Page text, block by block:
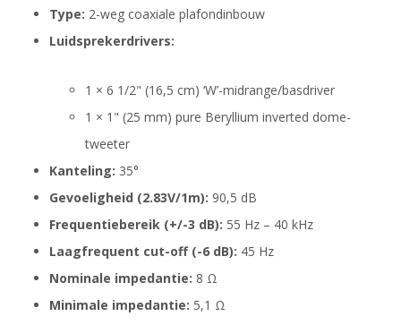
Type: 2-weg coaxiale plafondinbouw
Luidsprekerdrivers:
1 × 6 1/2" (16,5 cm) ‘W’-midrange/basdriver
1 × 1" (25 mm) pure Beryllium inverted dome-
tweeter
Kanteling: 35°
Gevoeligheid (2.83V/1m): 90,5 dB
Frequentiebereik (+/-3 dB): 55 Hz – 40 kHz
Laagfrequent cut-off (-6 dB): 45 Hz
Nominale impedantie: 8 Ω
Minimale impedantie: 5,1 Ω